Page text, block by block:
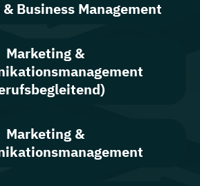
Business Management
Marketing &
Marketing &